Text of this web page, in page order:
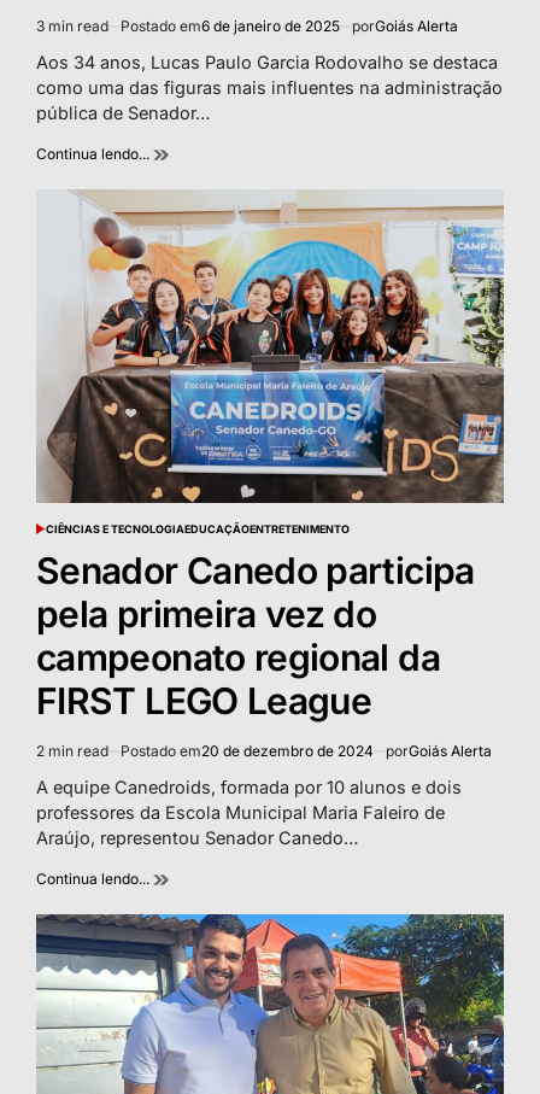
Estimated
read
3 min read Postado em6 de janeiro de 2025 porGoiás Alerta
Aos 34 anos, Lucas Paulo Garcia Rodovalho se destaca
como uma das figuras mais influentes na administração
pública de Senador…
Continua lendo...
POSTED
CIÊNCIAS E TECNOLOGIAEDUCAÇÃOENTRETENIMENTO
Senador Canedo participa
pela primeira vez do
campeonato regional da
FIRST LEGO League
Estimated
read
2 min read Postado em20 de dezembro de 2024 porGoiás Alerta
A equipe Canedroids, formada por 10 alunos e dois
professores da Escola Municipal Maria Faleiro de
Araújo, representou Senador Canedo…
Continua lendo...